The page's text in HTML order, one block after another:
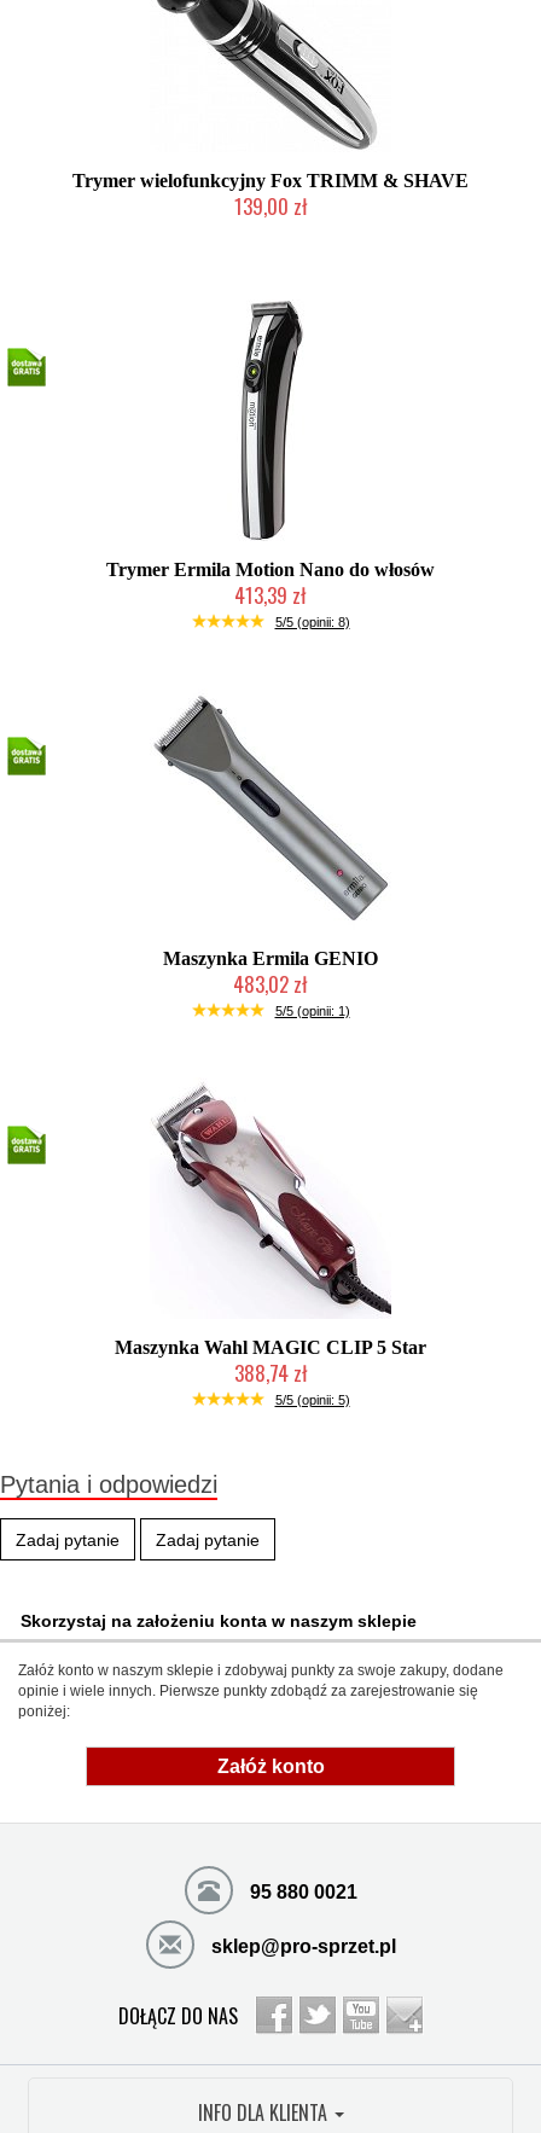
Trymer wielofunkcyjny Fox TRIMM & SHAVE
139,00 zł
Trymer Ermila Motion Nano do włosów
413,39 zł
Produkt wycofany
5/5 (opinii: 8)
Maszynka Ermila GENIO
483,02 zł
Produkt wycofany
5/5 (opinii: 1)
Maszynka Wahl MAGIC CLIP 5 Star
388,74 zł
Duża ilość (wysyłka w 24h)
5/5 (opinii: 5)
Pytania i odpowiedzi
Zadaj pytanie Zadaj pytanie
Skorzystaj na założeniu konta w naszym sklepie
Załóż konto w naszym sklepie i zdobywaj punkty za swoje zakupy, dodane
opinie i wiele innych. Pierwsze punkty zdobądź za zarejestrowanie się
poniżej:
Załóż konto
95 880 0021
sklep@pro-sprzet.pl
DOŁĄCZ DO NAS
INFO DLA KLIENTA